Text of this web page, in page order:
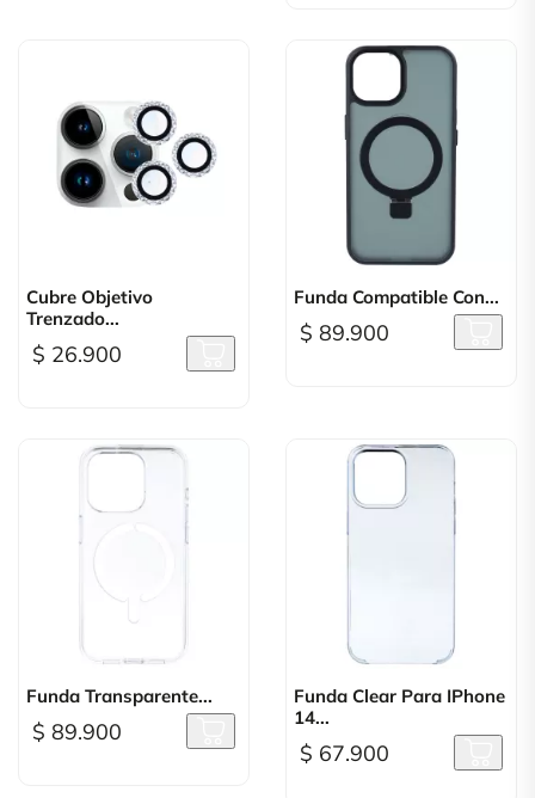
Cubre Objetivo
Trenzado...
$ 26.900
Funda Compatible Con...
$ 89.900
Funda Transparente...
$ 89.900
Funda Clear Para IPhone
14...
$ 67.900